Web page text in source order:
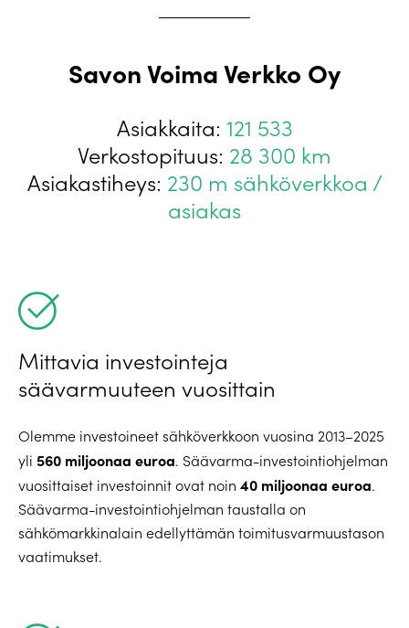
Savon Voima Verkko Oy
Asiakkaita: 121 533
Verkostopituus: 28 300 km
Asiakastiheys: 230 m sähköverkkoa /
asiakas
Mittavia investointeja
säävarmuuteen vuosittain
Olemme investoineet sähköverkkoon vuosina 2013–2025
yli 560 miljoonaa euroa. Säävarma-investointiohjelman
vuosittaiset investoinnit ovat noin 40 miljoonaa euroa.
Säävarma-investointiohjelman taustalla on
sähkömarkkinalain edellyttämän toimitusvarmuustason
vaatimukset.